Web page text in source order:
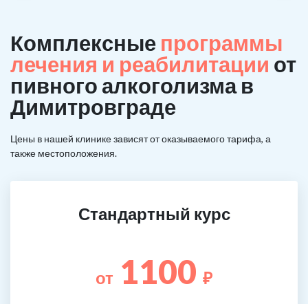
Комплексные программы
лечения и реабилитации от
пивного алкоголизма в
Димитровграде
Цены в нашей клинике зависят от оказываемого тарифа, а
также местоположения.
Стандартный курс
от 1100 ₽